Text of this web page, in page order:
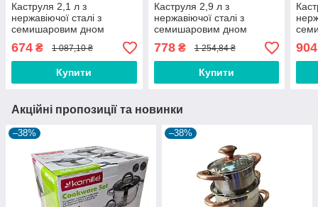
Каструля 2,1 л з
нержавіючої сталі з
семишаровим дном
(Ǿ16*10,5 см) тм Kamille
674 ₴ 1 087,10 ₴
Купити
Каструля 2,9 л з
нержавіючої сталі з
семишаровим дном
(Ǿ18*11,5 см) тм Kamille
778₴ 1 254,84 ₴
Купити
904
Акційні пропозиції та новинки
–38% –38%